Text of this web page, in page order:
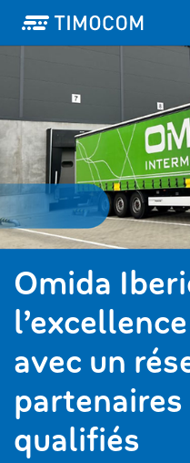
Omida
avec un
qualifiés